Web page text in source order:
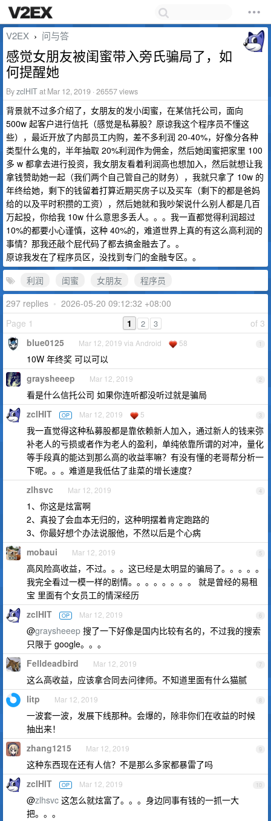
V2EX › 问与答
感觉女朋友被闺蜜带入旁氏骗局了，如
何提醒她
ByzclHITat Mar 12, 2019 · 26557 views
背景就不过多介绍了，女朋友的发小闺蜜，在某信托公司，面向
500w 起客户进行信托（感觉是私募股？原谅我这个程序员不懂这
些），最近开放了内部员工内购，差不多利润 20-40%，好像分各种
类型什么鬼的，半年抽取 20%利润作为佣金，然后她闺蜜把家里 100
多 w 都拿去进行投资，我女朋友看着利润高也想加入，然后就想让我
拿钱赞助她一起（我们两个自己管自己的财务），我就只拿了 10w 的
年终给她，剩下的钱留着打算近期买房子以及买车（剩下的都是爸妈
给的以及平时积攒的工资），然后她就和我吵架说什么别人都是几百
万起投，你给我 10w 什么意思多丢人。。。我一直都觉得利润超过
10%的都要小心谨慎，这种 40%的，难道世界上真的有这么高利润的
事情？那我还敲个屁代码了都去搞金融去了。。
原谅我发在了程序员区，没找到专门的金融专区。。
利润
闺蜜 女朋友
程序员
297 replies • 2026-05-20 09:12:32 +08:00
Page 1
of 3
1 2 3
1
blue0125 Mar 12, 2019 via Android 58
10W 年终奖 可以可以
2
graysheeep Mar 12, 2019
看是什么信托公司 如果你连听都没听过就是骗局
3
zclHIT OP Mar 12, 2019 5
我一直觉得这种私募股都是靠依赖新人加入，通过新人的钱来弥
补老人的亏损或者作为老人的盈利，单纯依靠所谓的对冲，量化
等手段真的能达到那么高的收益率嘛？有没有懂的老哥帮分析一
下呢。。。难道是我低估了韭菜的增长速度？
4
zlhsvc Mar 12, 2019
1、你这是炫富啊
2、真投了会血本无归的，这种明摆着肯定跑路的
3、你最好想个办法说服他，不然以后是个心病
5
mobaui Mar 12, 2019
高风险高收益，不过。。。这已经是太明显的骗局了。。。。。
我完全看过一模一样的剧情。。。。。。。。 就是曾经的易租
宝 里面有个女员工的情深经历
6
zclHIT OP Mar 12, 2019
@graysheeep 搜了一下好像是国内比较有名的，不过我的搜索
只限于 google。。。
7
Felldeadbird Mar 12, 2019
这么高收益，应该拿合同去问律师。不知道里面有什么猫腻
8
litp Mar 12, 2019
一波套一波，发展下线那种。会爆的，除非你们在收益的时候
抽出来！
9
zhang1215 Mar 12, 2019
这种东西现在还有人信？不是那么多家都暴雷了吗
10
zclHIT OP Mar 12, 2019
@zlhsvc 这怎么就炫富了。。。身边同事有钱的一抓一大
把。。。